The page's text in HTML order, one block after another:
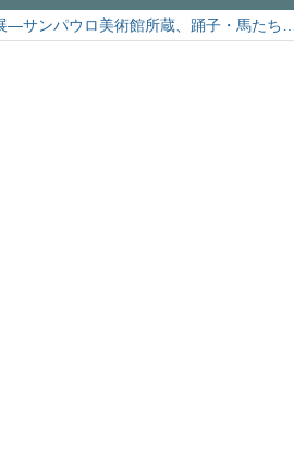
―サンパウロ美術館所蔵、踊子・馬たち